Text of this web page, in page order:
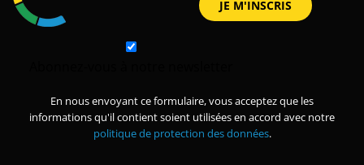
En nous envoyant ce formulaire, vous acceptez que les
informations qu'il contient soient utilisées en accord avec notre
politique de protection des données.